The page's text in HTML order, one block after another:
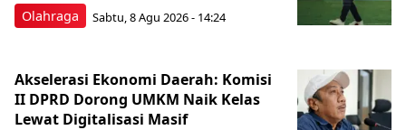
Olahraga Sabtu, 8 Agu 2026 - 14:24
Akselerasi Ekonomi Daerah: Komisi
II DPRD Dorong UMKM Naik Kelas
Lewat Digitalisasi Masif